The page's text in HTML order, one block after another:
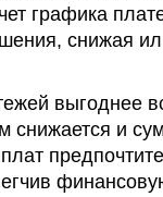
графика
снижая
выгоднее
снижается и